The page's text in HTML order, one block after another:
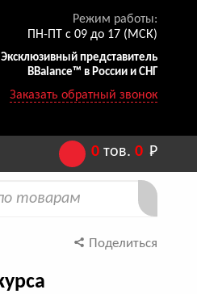
Режим работы:
ПН-ПТ с 09 до 17 (МСК)
Эксклюзивный представитель
BBalance™ в России и СНГ
Заказать обратный звонок
0 тов.0 Р
Поделиться